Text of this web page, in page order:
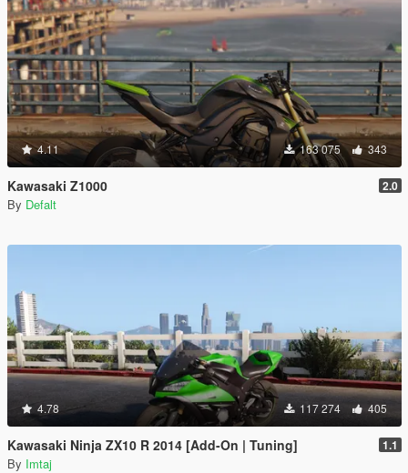
4.11 163 075 343
Kawasaki Z1000 2.0
By Defalt
4.78 117 274 405
Kawasaki Ninja ZX10 R 2014 [Add-On | Tuning] 1.1
By Imtaj